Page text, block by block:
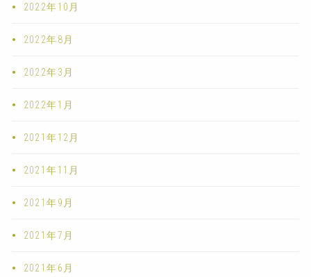
2022年10月
2022年8月
2022年3月
2022年1月
2021年12月
2021年11月
2021年9月
2021年7月
2021年6月